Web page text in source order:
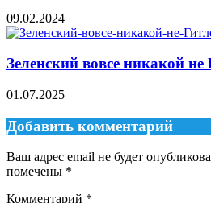
09.02.2024
Зеленский вовсе никакой не
01.07.2025
Добавить комментарий
Ваш адрес email не будет
помечены *
Комментарий *